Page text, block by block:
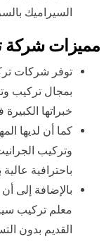
السيراميك
مميزات شركة
توفر شركات
بمجال تركيب
خبراتها
كما أن لديها
وتركيب
باحترافية
بالإضافة إلى
معلم تركيب
القديم بدون